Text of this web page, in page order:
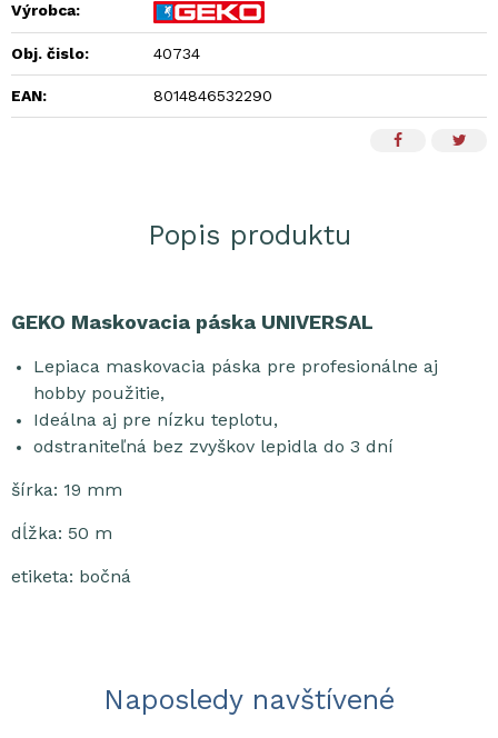
Výrobca:
Obj. čislo: 40734
EAN: 8014846532290
Popis produktu
GEKO Maskovacia páska UNIVERSAL
Lepiaca maskovacia páska pre profesionálne aj
hobby použitie,
Ideálna aj pre nízku teplotu,
odstraniteľná bez zvyškov lepidla do 3 dní
šírka: 19 mm
dĺžka: 50 m
etiketa: bočná
Naposledy navštívené